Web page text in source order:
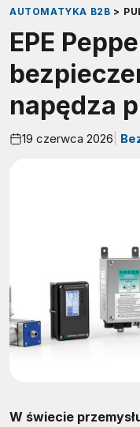
AUTOMATYKA B2B >
EPE
napędza
19 czerwca 2026
W świecie